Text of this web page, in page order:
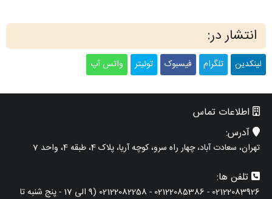
انتشار در:
لینکدین تلگرام فیسبوک توئیتر واتس آپ
اطلاعات تماس
آدرس:
تهران، سعادت آباد، چهار راه سرو، کوچه آریا، پلاک 4، طبقه 4، واحد 7
تلفن ها:
02122083926 - 02122085386 - 02122082258 (9 الی 17 - پنج شنبه تا